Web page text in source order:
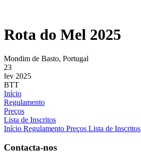
Rota do Mel 2025
Mondim de Basto, Portugal
23
fev 2025
BTT
Início
Regulamento
Preços
Lista de Inscritos
Início Regulamento Preços Lista de Inscritos
Contacta-nos